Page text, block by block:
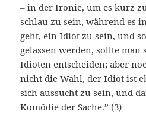
– in der Ironie, um es kurz
schlau zu sein, während es
geht, ein Idiot zu sein, und
gelassen werden, sollte
Idioten entscheiden; aber
nicht die Wahl, der Idiot ist
sich aussucht zu sein, und
Komödie der Sache.” (3)